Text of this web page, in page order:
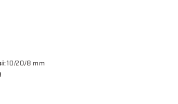
: 10/20/8 mm